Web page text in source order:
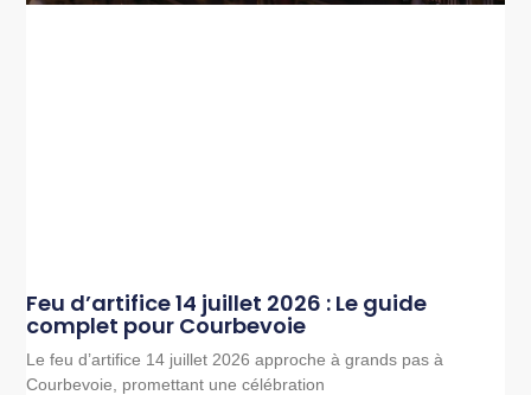
Feu d’artifice 14 juillet 2026 : Le guide
complet pour Courbevoie
Le feu d’artifice 14 juillet 2026 approche à grands pas à
Courbevoie, promettant une célébration